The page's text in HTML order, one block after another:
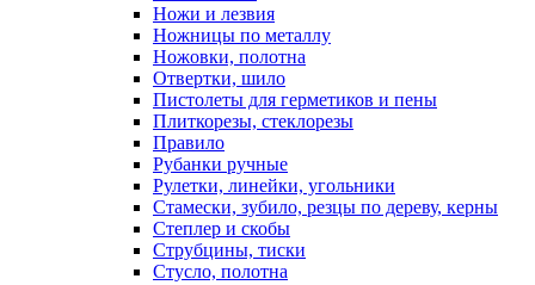
Ножи и лезвия
Ножницы по металлу
Ножовки, полотна
Отвертки, шило
Пистолеты для герметиков и пены
Плиткорезы, стеклорезы
Правило
Рубанки ручные
Рулетки, линейки, угольники
Стамески, зубило, резцы по дереву, керны
Степлер и скобы
Струбцины, тиски
Стусло, полотна